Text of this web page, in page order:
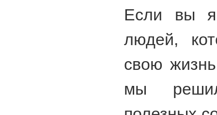
Если вы
людей,
свою
мы